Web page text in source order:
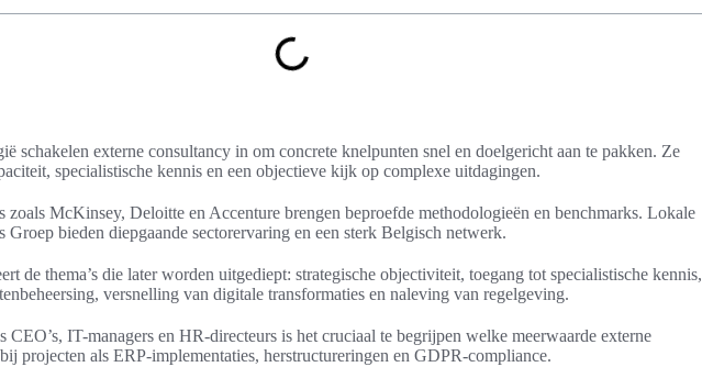
schakelen externe consultancy in om concrete knelpunten snel en doelgericht aan te pakken. Ze
specialistische kennis en een objectieve kijk op complexe uitdagingen.
zoals McKinsey, Deloitte en Accenture brengen beproefde methodologieën en benchmarks. Lokale
Groep bieden diepgaande sectorervaring en een sterk Belgisch netwerk.
de thema’s die later worden uitgediept: strategische objectiviteit, toegang tot specialistische kennis,
versnelling van digitale transformaties en naleving van regelgeving.
CEO’s, IT-managers en HR-directeurs is het cruciaal te begrijpen welke meerwaarde externe
projecten als ERP-implementaties, herstructureringen en GDPR-compliance.